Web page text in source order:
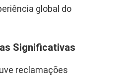
global do
Significativas
reclamações